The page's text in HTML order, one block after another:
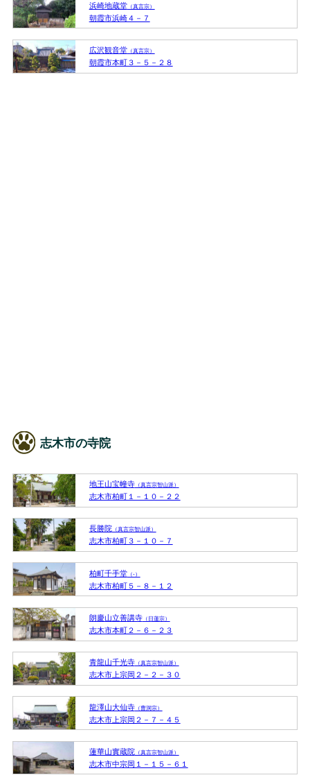
浜崎地蔵堂（真言宗）
朝霞市浜崎４－７
広沢観音堂（真言宗）
朝霞市本町３－５－２８
志木市の寺院
地王山宝幢寺（真言宗智山派）
志木市柏町１－１０－２２
長勝院（真言宗智山派）
志木市柏町３－１０－７
柏町千手堂（-）
志木市柏町５－８－１２
朗慶山立善講寺（日蓮宗）
志木市本町２－６－２３
青龍山千光寺（真言宗智山派）
志木市上宗岡２－２－３０
龍澤山大仙寺（曹洞宗）
志木市上宗岡２－７－４５
蓮華山實蔵院（真言宗智山派）
志木市中宗岡１－１５－６１